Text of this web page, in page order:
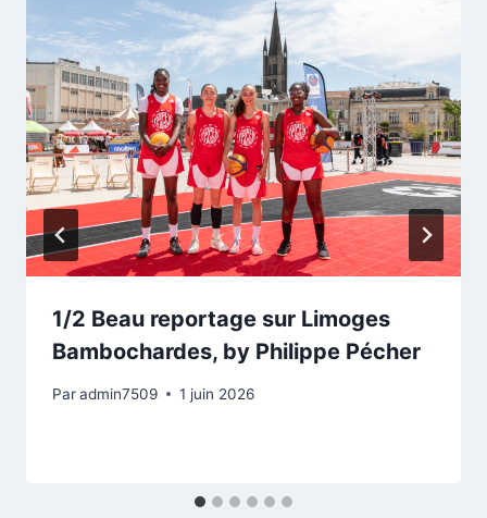
1/2 Beau reportage sur Limoges
Bambochardes, by Philippe Pécher
Paradmin7509 1 juin 2026